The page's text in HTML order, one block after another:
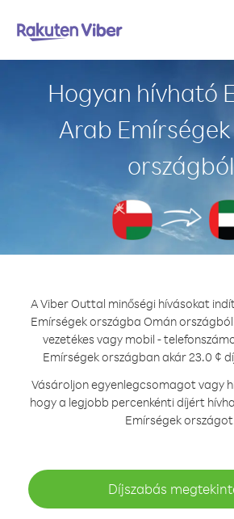
Hogyan hívható
Arab
országból
A Viber Outtal minőségi hívásokat
Emírségek országba Omán
vezetékes vagy mobil -
Emírségek országban akár 23.0 ¢
Vásároljon egyenlegcsomagot vagy
hogy a legjobb percenkénti díjért
Emírségek
Díjszabás